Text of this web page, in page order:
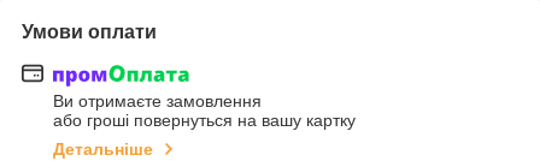
Умови оплати
Ви отримаєте замовлення
або гроші повернуться на вашу картку
Детальніше